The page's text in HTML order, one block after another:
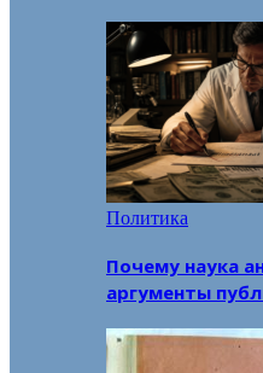
Политика
Почему наука
аргументы